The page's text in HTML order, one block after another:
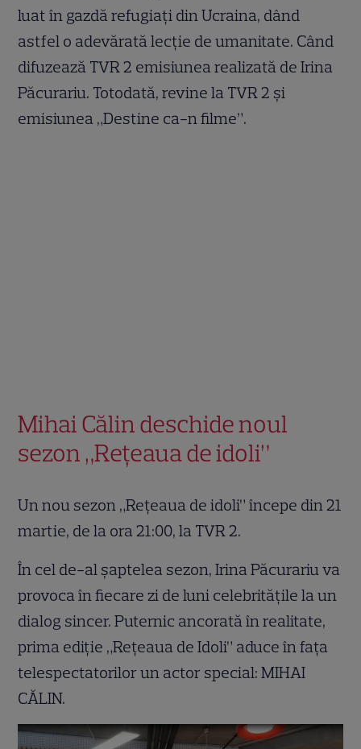
luat în gazdă refugiați din Ucraina, dând
astfel o adevărată lecție de umanitate. Când
difuzează TVR 2 emisiunea realizată de Irina
Păcurariu. Totodată, revine la TVR 2 și
emisiunea „Destine ca-n filme”.
Mihai Călin deschide noul
sezon „Rețeaua de idoli”
Un nou sezon „Reţeaua de idoli” începe din 21
martie, de la ora 21:00, la TVR 2.
În cel de-al șaptelea sezon, Irina Păcurariu va
provoca în fiecare zi de luni celebrităţile la un
dialog sincer. Puternic ancorată în realitate,
prima ediție „Rețeaua de Idoli” aduce în fața
telespectatorilor un actor special: MIHAI
CĂLIN.